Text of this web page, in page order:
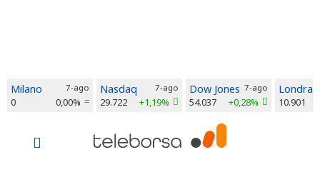
Milano 7-ago
0 0,00%
Nasdaq 7-ago
29.722 +1,19%
Dow Jones 7-ago
54.037 +0,28%
Londra
10.901